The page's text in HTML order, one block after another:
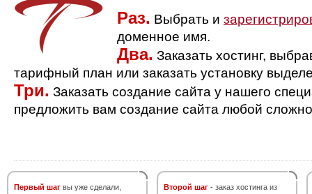
Раз. Выбрать и
доменное имя.
Два. Заказать хостинг,
тарифный план или заказать установку
Три. Заказать создание сайта у нашего
предложить вам создание сайта любой
Первый шаг вы уже сделали,
Второй шаг - заказ хостинга из